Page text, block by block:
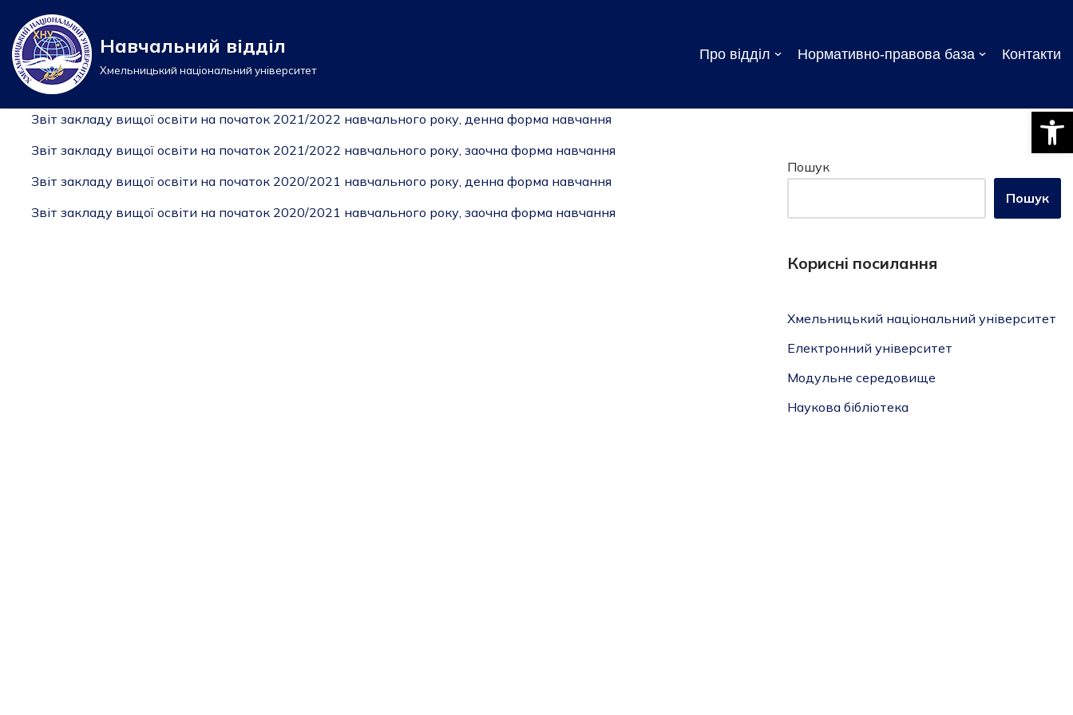
Перейти
до
вмісту
Навчальний відділ
Хмельницький національний університет
Про відділ Нормативно-правова база Контакти
Звіт закладу вищої освіти на початок 2021/2022 навчального року, денна форма навчання
Звіт закладу вищої освіти на початок 2021/2022 навчального року, заочна форма навчання
Звіт закладу вищої освіти на початок 2020/2021 навчального року, денна форма навчання
Звіт закладу вищої освіти на початок 2020/2021 навчального року, заочна форма навчання
Пошук
Пошук
Корисні посилання
Хмельницький національний університет
Електронний університет
Модульне середовище
Наукова бібліотека